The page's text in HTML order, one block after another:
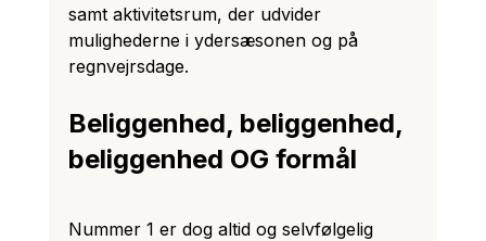
samt aktivitetsrum, der udvider
mulighederne i ydersæsonen og på
regnvejrsdage.
Beliggenhed, beliggenhed,
beliggenhed OG formål
Nummer 1 er dog altid og selvfølgelig